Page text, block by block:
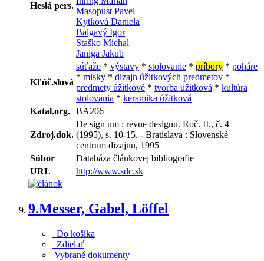
Heslá pers.
Masopust Pavel
Kytková Daniela
Balgavý Igor
Staško Michal
Janiga Jakub
Kľúč.slová
súťaže * výstavy * stolovanie * príbory * poháre
* misky * dizajn úžitkových predmetov *
predmety úžitkové * tvorba úžitková * kultúra
stolovania * keramika úžitková
Katal.org. BA206
Zdroj.dok.
De sign um : revue designu. Roč. II., č. 4
(1995), s. 10-15. - Bratislava : Slovenské
centrum dizajnu, 1995
Súbor
Databáza článkovej bibliografie
URL
http://www.sdc.sk
9.Messer, Gabel, Löffel
Do košíka
Zdielať
Vybrané dokumenty